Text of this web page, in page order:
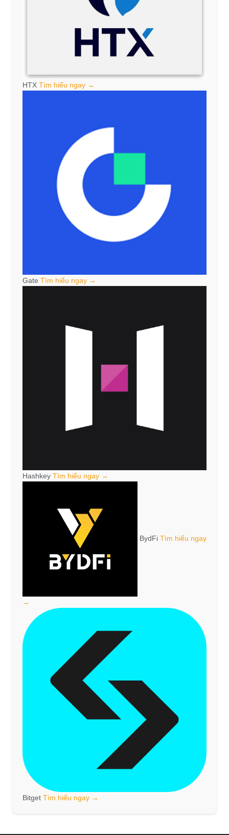
HTX Tìm hiểu ngay →
Gate Tìm hiểu ngay →
Hashkey Tìm hiểu ngay →
BydFi Tìm hiểu ngay
→
Bitget Tìm hiểu ngay →